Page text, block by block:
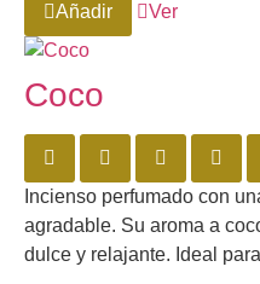
Añadir Ver
Coco
Incienso perfumado con
agradable. Su aroma a
dulce y relajante. Ideal